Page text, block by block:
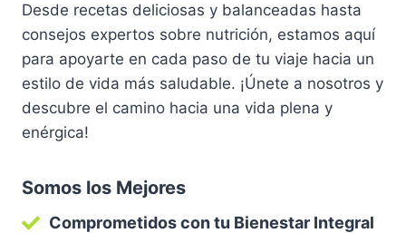
Desde recetas deliciosas y balanceadas hasta
consejos expertos sobre nutrición, estamos aquí
para apoyarte en cada paso de tu viaje hacia un
estilo de vida más saludable. ¡Únete a nosotros y
descubre el camino hacia una vida plena y
enérgica!
Somos los Mejores
Comprometidos con tu Bienestar Integral